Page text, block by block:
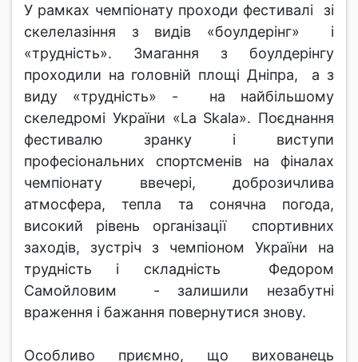
У рамках чемпіонату проходи фестивалі зі
скелелазіння з видів «боулдерінг» і
«трудність». Змагання з боулдерінгу
проходили на головній площі Дніпра, а з
виду «трудність» - на найбільшому
скеледромі України «La Skala». Поєднання
фестивалю зранку і виступи
професіональних спортсменів на фіналах
чемпіонату ввечері, доброзичлива
атмосфера, тепла та сонячна погода,
високий рівень організації спортивних
заходів, зустріч з чемпіоном України на
трудність і складність Федором
Самойловим - залишили незабутні
враження і бажання повернутися знову.
Особливо приємно, що вихованець